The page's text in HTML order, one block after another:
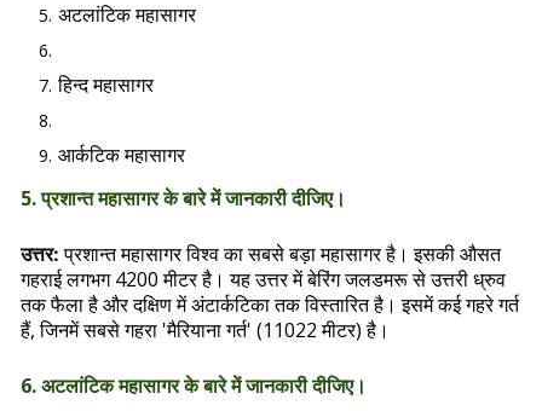
अटलांटिक महासागर
हिन्द महासागर
आर्कटिक महासागर
5. प्रशान्त महासागर के बारे में जानकारी दीजिए।
उत्तर:प्रशान्त महासागर विश्व का सबसे बड़ा महासागर है। इसकी औसत
गहराई लगभग 4200 मीटर है। यह उत्तर में बेरिंग जलडमरू से उत्तरी ध्रुव
तक फैला है और दक्षिण में अंटार्कटिका तक विस्तारित है। इसमें कई गहरे गर्त
हैं, जिनमें सबसे गहरा 'मैरियाना गर्त' (11022 मीटर) है।
6. अटलांटिक महासागर के बारे में जानकारी दीजिए।